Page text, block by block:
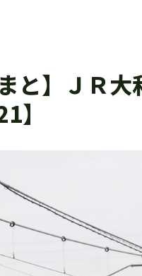
まと】ＪＲ
】